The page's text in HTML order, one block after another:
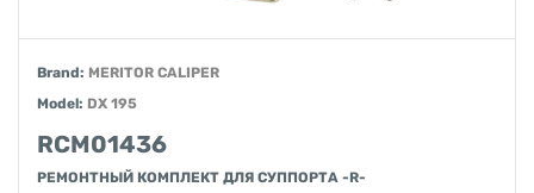
Brand: MERITOR CALIPER
Model: DX 195
RCM01436
РЕМОНТНЫЙ КОМПЛЕКТ ДЛЯ СУППОРТА -R-